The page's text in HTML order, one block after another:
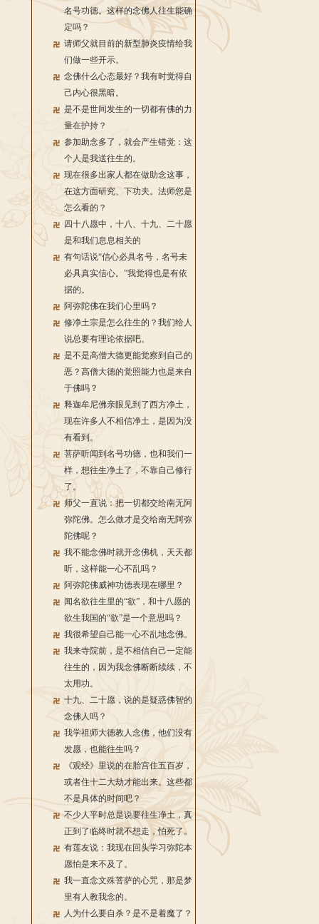
名号功德。这样的念佛人往生能确
定吗？
请师父就目前的新型肺炎疫情给我
们做一些开示。
念佛什么心态最好？我有时觉得自
己内心很黑暗。
是不是世间发生的一切都有佛的力
量在护持？
参加助念多了，就会产生错觉：这
个人是我送往生的。
现在很多出家人都在做助念这事，
在这方面研究、下功夫。法师您是
怎么看的？
四十八愿中，十八、十九、二十愿
是和我们息息相关的
有句话说“信心必具名号，名号未
必具真实信心。”我觉得也是有依
据的。
阿弥陀佛在我们心里吗？
修净土宗是怎么往生的？我们给人
说总要有理论依据吧。
是不是高僧大德更能觉察到自己的
恶？高僧大德的觉照能力也是来自
于佛吗？
释迦牟尼佛亲眼见到了西方净土，
现在许多人不相信净土，是因为没
有看到。
菩萨听闻到名号功德，也和我们一
样，想往生净土了，不靠自己修行
了。
师父一直说：把一切都交给南无阿
弥陀佛。怎么做才是交给南无阿弥
陀佛呢？
我不能念佛时就开念佛机，天天都
听，这样能一心不乱吗？
阿弥陀佛威神功德表现在哪里？
闻名欲往生里的“欲”，和十八愿的
欲生我国的“欲”是一个意思吗？
我很希望自己能一心不乱地念佛。
我来寺院前，是不相信自己一定能
往生的，因为我念佛断断续续，不
太用功。
十九、二十愿，说的是疑惑佛智的
念佛人吗？
我学祖师大德教人念佛，他们没有
发愿，也能往生吗？
《观经》里说的在胎宫住五百岁，
或者住十二大劫才能出来。这些都
不是具体的时间吧？
不少人平时总是说要往生净土，真
正到了临终时就不想走，怕死了。
有莲友说：我现在回头学习弥陀本
愿怕是来不及了。
我一直念文殊菩萨的心咒，那是梦
里有人教我念的。
人为什么要自杀？是不是着魔了？